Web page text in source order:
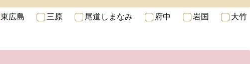
東広島 三原 尾道しまなみ 府中 岩国
大竹